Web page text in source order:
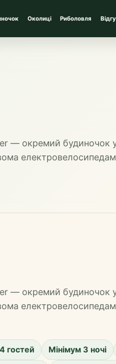
Околиці Риболовля
— окремий
— окремий
гостей Мінімум 3 ночі